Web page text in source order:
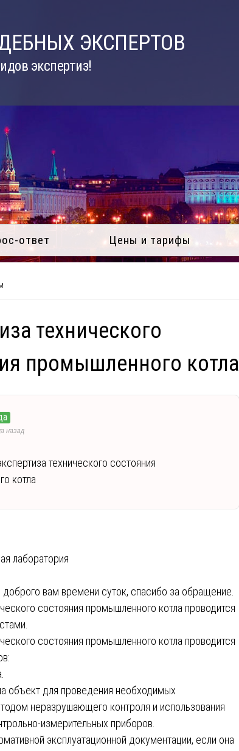
ЭКСПЕРТОВ
экспертиз!
ответ Цены и тарифы
технического
промышленного котла
назад
технического состояния
котла
лаборатория
вам времени суток, спасибо за обращение.
состояния промышленного котла проводится
состояния промышленного котла проводится
объект для проведения необходимых
неразрушающего контроля и использования
измерительных приборов.
эксплуатационной документации, если она